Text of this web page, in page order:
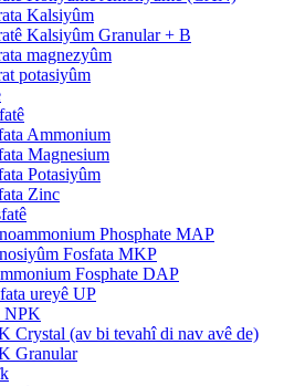
Kalsiyûm
Kalsiyûm Granular + B
magnezyûm
potasiyûm
Ammonium
Magnesium
Potasiyûm
Zinc
Phosphate MAP
Fosfata MKP
Fosphate DAP
ureyê UP
NPK
Crystal (av bi tevahî di nav avê de)
Granular